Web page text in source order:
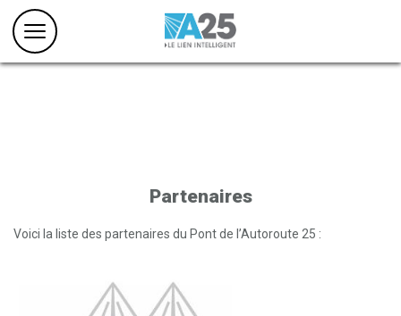
Partenaires
Voici la liste des partenaires du Pont de l’Autoroute 25 :